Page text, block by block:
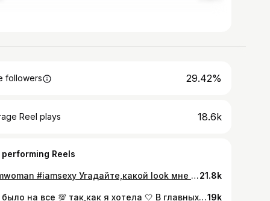
followers 29.42%
Reel plays 18.6k
performing Reels
#iamwoman #iamsexy Угадайте,какой look мне ближе всего?)) Кстати,все я подбирала сама ☺️ Было бы у меня больше времени,я бы точно уделяла его своему стилю🔍 @allure.vrn Кстати,при покупке 2 вещей можно выбрать ещё вещь в подарок! Подробности ⬆️21.8k
Это было на все 💯 так,как я хотела 🤍 В главных ролях самые лучшие люди-мои родные и близкие 🙏🏼 Организация @chunts_natalia Видео @alexey_grankin Локация @skzk.rest Не забудьте про ♥️ этому крутому ролику 🤪19k